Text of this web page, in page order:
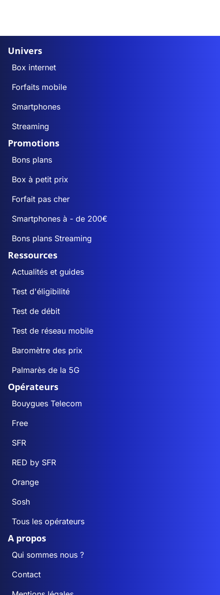
Univers
Box internet
Forfaits mobile
Smartphones
Streaming
Promotions
Bons plans
Box à petit prix
Forfait pas cher
Smartphones à - de 200€
Bons plans Streaming
Ressources
Actualités et guides
Test d'éligibilité
Test de débit
Test de réseau mobile
Baromètre des prix
Palmarès de la 5G
Opérateurs
Bouygues Telecom
Free
SFR
RED by SFR
Orange
Sosh
Tous les opérateurs
A propos
Qui sommes nous ?
Contact